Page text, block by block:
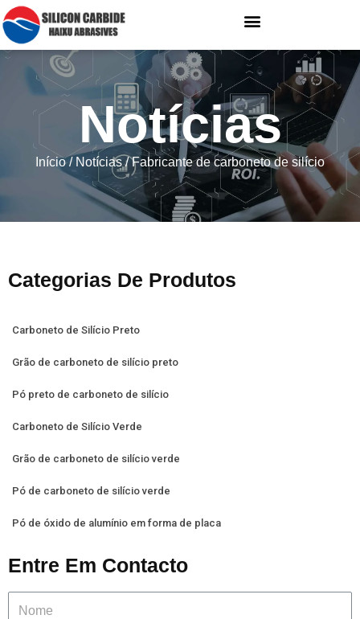
Notícias
Início/ Notícias/ Fabricante de carboneto de silício
Categorias De Produtos
Carboneto de Silício Preto
Grão de carboneto de silício preto
Pó preto de carboneto de silício
Carboneto de Silício Verde
Grão de carboneto de silício verde
Pó de carboneto de silício verde
Pó de óxido de alumínio em forma de placa
Entre Em Contacto